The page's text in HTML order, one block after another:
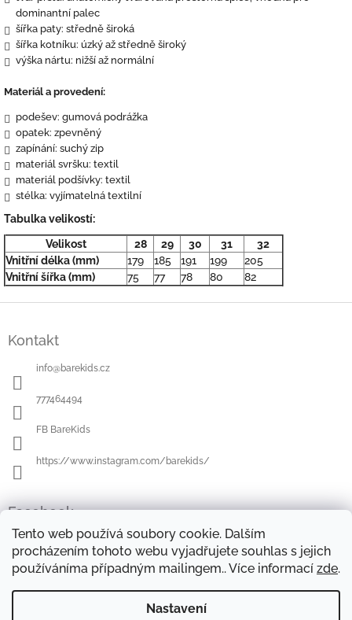
Tento web používá soubory cookie. Dalším
procházením tohoto webu vyjadřujete souhlas s jejich
používáníma případným mailingem.. Více informací zde.
Nastavení
dominantní palec
šířka paty: středně široká
šířka kotníku: úzký až středně široký
výška nártu: nižší až normální
Materiál a provedení:
podešev: gumová podrážka
opatek: zpevněný
zapínání: suchý zip
materiál svršku: textil
materiál podšívky: textil
stélka: vyjímatelná textilní
Tabulka velikostí:
Velikost
28 29 30 31
32
Vnitřní délka (mm)
179 185 191 199
205
Vnitřní šířka (mm)
75 77 78 80 82
Kontakt
info@barekids.cz
777464494
FB BareKids
https://www.instagram.com/barekids/
Facebook
FORMULÁŘE KE STAŽENÍ